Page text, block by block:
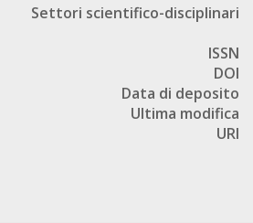
Settori scientifico-disciplinari
ISSN
DOI
Data di deposito
Ultima modifica
URI